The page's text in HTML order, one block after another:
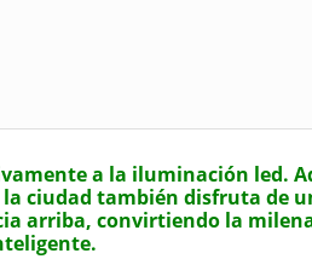
a la iluminación led.
ciudad también disfruta de
arriba, convirtiendo la